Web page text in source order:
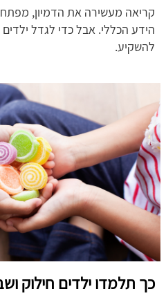
קריאה מעשירה את הדמיון,
הידע הכללי. אבל כדי לגדל
להשקיע.
כך תלמדו ילדים חילוק